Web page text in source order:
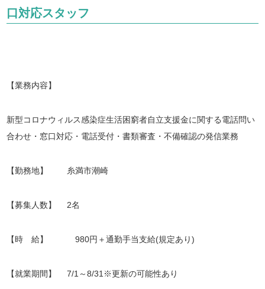
口対応スタッフ
【業務内容】
新型コロナウィルス感染症生活困窮者自立支援金に関する電話問い
合わせ・窓口対応・電話受付・書類審査・不備確認の発信業務
【勤務地】 糸満市潮崎
【募集人数】 2名
【時 給】 980円＋通勤手当支給(規定あり)
【就業期間】 7/1～8/31※更新の可能性あり